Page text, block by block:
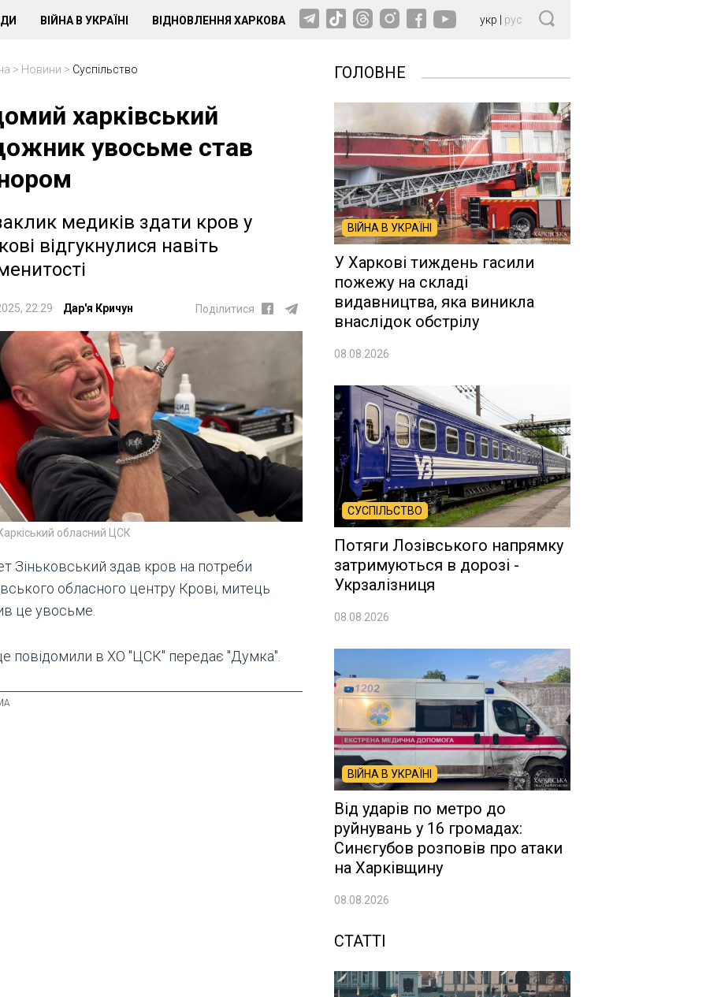
ВІЙНА В УКРАЇНІ ВІДНОВЛЕННЯ ХАРКОВА укр рус
> Новини > Суспільство
харківський
увосьме став
медиків здати кров у
відгукнулися навіть
22:29 Дар'я Кричун Поділитися
обласний ЦСК
Зіньковський здав кров на потреби
обласного центру Крові, митець
це увосьме.
повідомили в ХО "ЦСК" передає "Думка".
ГОЛОВНЕ
ВІЙНА В УКРАЇНІ
У Харкові тиждень гасили
пожежу на складі
видавництва, яка виникла
внаслідок обстрілу
08.08.2026
СУСПІЛЬСТВО
Потяги Лозівського напрямку
затримуються в дорозі -
Укрзалізниця
08.08.2026
ВІЙНА В УКРАЇНІ
Від ударів по метро до
руйнувань у 16 громадах:
Синєгубов розповів про атаки
на Харківщину
08.08.2026
СТАТТІ